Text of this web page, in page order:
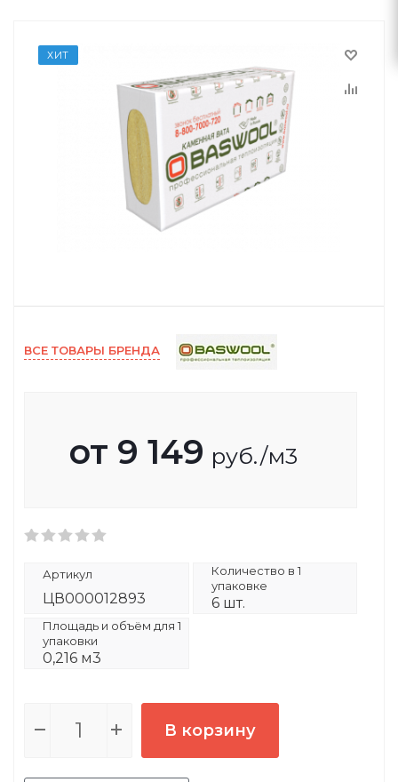
ХИТ
ВСЕ ТОВАРЫ БРЕНДА
от 9 149 руб./м3
Артикул
ЦВ000012893
Количество в 1
упаковке
6 шт.
Площадь и объём для 1
упаковки
0,216 м3
В корзину